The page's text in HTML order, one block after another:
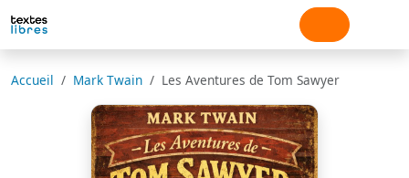
Accueil Mark Twain Les Aventures de Tom Sawyer